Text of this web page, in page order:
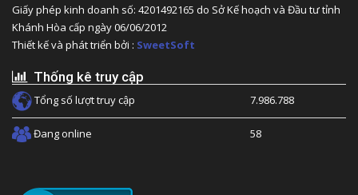
Giấy phép kinh doanh số: 4201492165 do Sở Kế hoạch và Đầu tư tỉnh
Khánh Hòa cấp ngày 06/06/2012
Thiết kế và phát triển bởi : SweetSoft
Thống kê truy cập
Tổng số lượt truy cập 7.986.788
Đang online 58